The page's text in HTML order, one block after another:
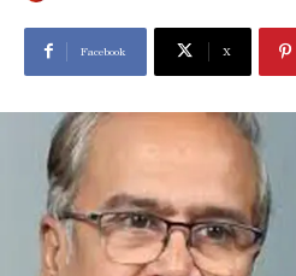
Facebook X